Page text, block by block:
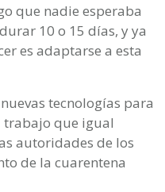
que nadie esperaba
10 o 15 días, y ya
es adaptarse a esta
tecnologías para
trabajo que igual
autoridades de los
de la cuarentena